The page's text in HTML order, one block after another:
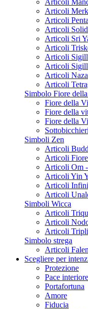
Articoli
Articoli
Articoli
Articoli
Articoli Sri
Articoli
Articoli
Articoli
Articoli
Articoli
Simbolo Fiore
Fiore della
Fiore della
Fiore della
Simboli Zen
Articoli
Articoli
Articoli Om
Articoli Yin
Articoli
Articoli
Simboli Wicca
Articoli
Articoli
Articoli
Simbolo strega
Articoli
Scegliere per
Protezione
Pace interiore
Portafortuna
Amore
Fiducia